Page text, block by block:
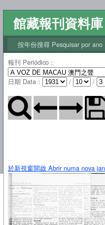
館藏報刊資料
按年份搜尋 Pesquisar por ano
報刊 Periódico ：
日期 Data ： / /
於新視窗開啟 Abrir numa nova